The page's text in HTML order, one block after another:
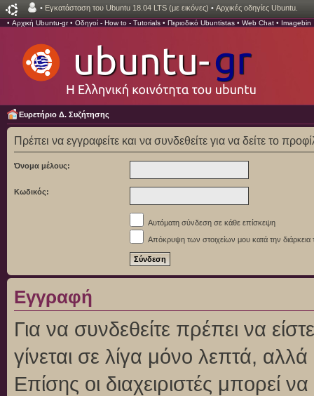
• Εγκατάσταση του Ubuntu 18.04 LTS (με εικόνες) • Αρχικές οδηγίες Ubuntu.
• Αρχική Ubuntu-gr• Οδηγοί - How to - Tutorials • Περιοδικό Ubuntistas • Web Chat • Imagebin
Ευρετήριο Δ. Συζήτησης
Πρέπει να εγγραφείτε και να συνδεθείτε για να δείτε το
Όνομα μέλους:
Κωδικός:
Αυτόματη σύνδεση σε κάθε επίσκεψη
Απόκρυψη των στοιχείων μου κατά την διάρκεια
Εγγραφή
Για να συνδεθείτε πρέπει να
γίνεται σε λίγα μόνο λεπτά,
Επίσης οι διαχειριστές μπορεί